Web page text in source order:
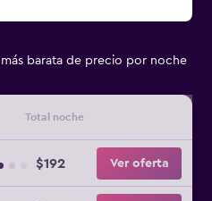
barata de precio por noche
Total noche
$192 Ver oferta